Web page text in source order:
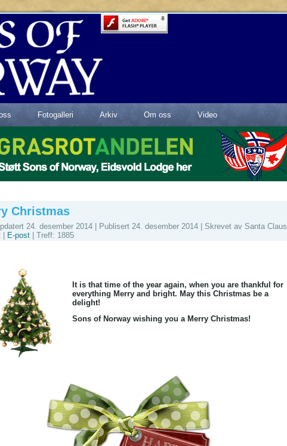
Fotogalleri Arkiv Om oss Video
Christmas
24. desember 2014 Publisert 24. desember 2014 Skrevet av Santa Claus
E-post Treff: 1885
It is that time of the year again, when you are thankful for
everything Merry and bright. May this Christmas be a
delight!
Sons of Norway wishing you a Merry Christmas!